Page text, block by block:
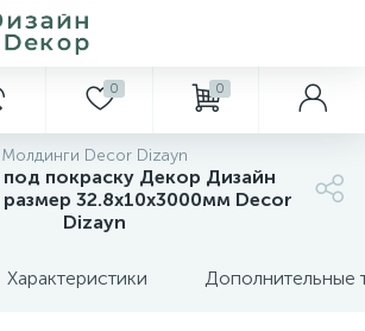
0 0
Молдинги Decor Dizayn
покраску Декор Дизайн
размер 32.8x10x3000мм Decor
Dizayn
Характеристики Дополнительные